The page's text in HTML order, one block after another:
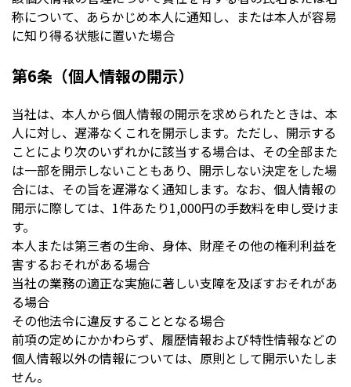
称について、あらかじめ本人に通知し、または本人が容易
に知り得る状態に置いた場合
第6条（個人情報の開示）
当社は、本人から個人情報の開示を求められたときは、本
人に対し、遅滞なくこれを開示します。ただし、開示する
ことにより次のいずれかに該当する場合は、その全部また
は一部を開示しないこともあり、開示しない決定をした場
合には、その旨を遅滞なく通知します。なお、個人情報の
開示に際しては、1件あたり1,000円の手数料を申し受けま
す。
本人または第三者の生命、身体、財産その他の権利利益を
害するおそれがある場合
当社の業務の適正な実施に著しい支障を及ぼすおそれがあ
る場合
その他法令に違反することとなる場合
前項の定めにかかわらず、履歴情報および特性情報などの
個人情報以外の情報については、原則として開示いたしま
せん。